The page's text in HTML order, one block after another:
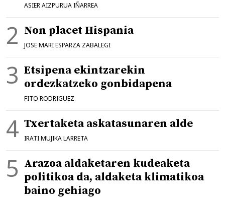
ASIER AIZPURUA IÑARREA
Non placet Hispania
JOSE MARI ESPARZA ZABALEGI
Etsipena ekintzarekin
ordezkatzeko gonbidapena
FITO RODRIGUEZ
Txertaketa askatasunaren alde
IRATI MUJIKA LARRETA
Arazoa aldaketaren kudeaketa
politikoa da, aldaketa klimatikoa
baino gehiago